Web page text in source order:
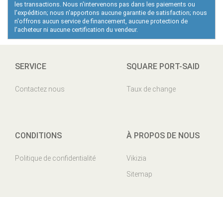
les transactions. Nous n'intervenons pas dans les paiements ou
l'expédition; nous n'apportons aucune garantie de satisfaction; nous
n'offrons aucun service de financement, aucune protection de
l'acheteur ni aucune certification du vendeur.
SERVICE
Contactez nous
SQUARE PORT-SAID
Taux de change
CONDITIONS
Politique de confidentialité
À PROPOS DE NOUS
Vikizia
Sitemap